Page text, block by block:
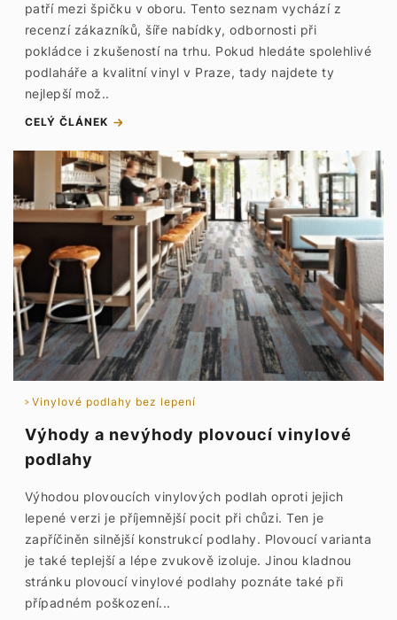
patří mezi špičku v oboru. Tento seznam vychází z
recenzí zákazníků, šíře nabídky, odbornosti při
pokládce i zkušeností na trhu. Pokud hledáte spolehlivé
podlaháře a kvalitní vinyl v Praze, tady najdete ty
nejlepší mož..
CELÝ ČLÁNEK
Vinylové podlahy bez lepení
Výhody a nevýhody plovoucí vinylové
podlahy
Výhodou plovoucích vinylových podlah oproti jejich
lepené verzi je příjemnější pocit při chůzi. Ten je
zapříčiněn silnější konstrukcí podlahy. Plovoucí varianta
je také teplejší a lépe zvukově izoluje. Jinou kladnou
stránku plovoucí vinylové podlahy poznáte také při
případném poškození...